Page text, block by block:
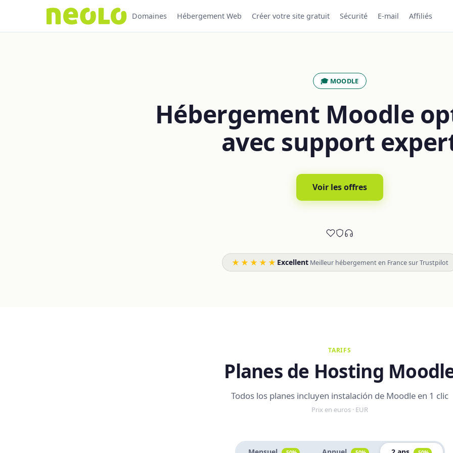
Domaines Hébergement Web Créer votre site gratuit Sécurité E-mail Affiliés
🎓 MOODLE
Hébergement Moodle
avec support
Voir les offres
★★★★★ Excellent· Meilleur hébergement en France sur Trustpilot
TARIFS
Planes de Hosting
Todos los planes incluyen instalación de Moodle en 1 clic
Prix en euros · EUR